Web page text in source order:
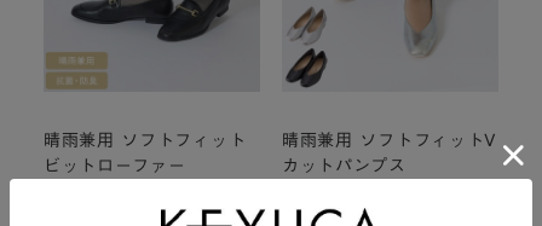
晴雨兼用 ソフトフィット
ビットローファー
晴雨兼用 ソフトフィットV
カットパンプス
の日対応のヒールパンプス